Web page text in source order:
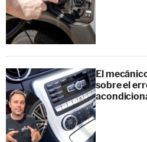
El
sobre el